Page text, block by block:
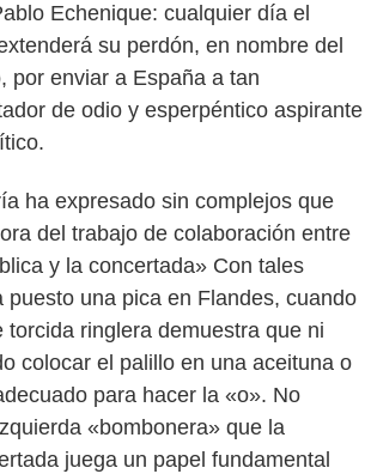
Echenique: cualquier día el
su perdón, en nombre del
por enviar a España a tan
de odio y esperpéntico aspirante
ha expresado sin complejos que
del trabajo de colaboración entre
y la concertada» Con tales
puesto una pica en Flandes, cuando
torcida ringlera demuestra que ni
colocar el palillo en una aceituna o
para hacer la «o». No
«bombonera» que la
juega un papel fundamental